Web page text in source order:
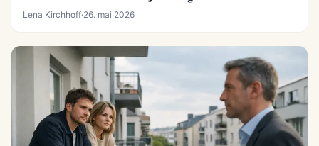
Lena Kirchhoff·26. mai 2026